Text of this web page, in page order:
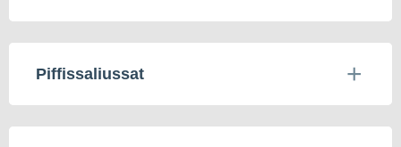
Piffissaliussat